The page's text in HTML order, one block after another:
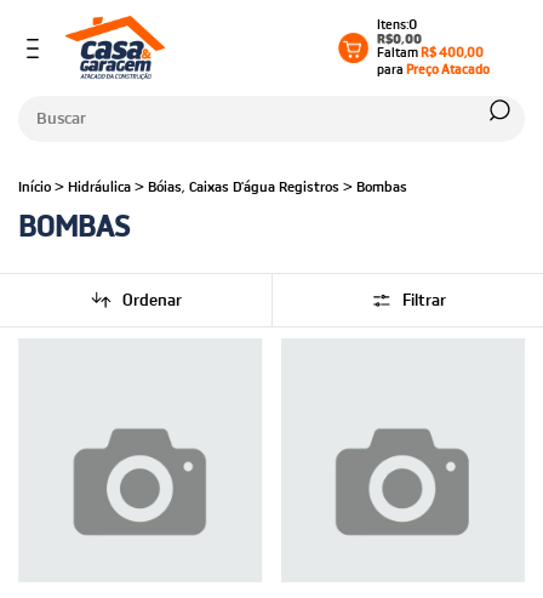
0
R$0,00
FaltamR$ 400,00
paraPreço Atacado
Início > Hidráulica > Bóias, Caixas D'água Registros > Bombas
BOMBAS
Ordenar Filtrar